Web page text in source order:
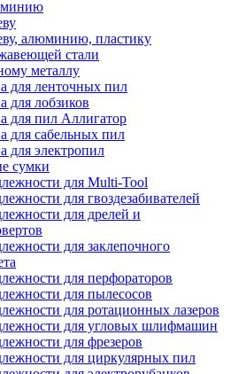
алюминию, пластику
стали
металлу
для ленточных пил
для лобзиков
для пил Аллигатор
для сабельных пил
для электропил
сумки
для Multi-Tool
для гвоздезабивателей
для дрелей и
для заклепочного
для перфораторов
для пылесосов
для ротационных лазеров
для угловых шлифмашин
для фрезеров
для циркулярных пил